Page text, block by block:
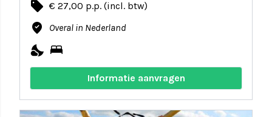
local_offer € 27,00 p.p. (incl. btw)
where_to_vote Overal in Nederland
nights_stay bed
Informatie aanvragen